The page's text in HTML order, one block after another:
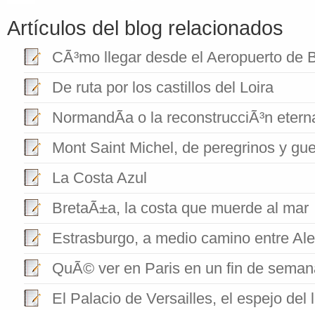
Artículos del blog relacionados
CÃ³mo llegar desde el Aeropuerto de
De ruta por los castillos del Loira
NormandÃ­a o la reconstrucciÃ³n
Mont Saint Michel, de peregrinos y
La Costa Azul
BretaÃ±a, la costa que muerde al mar
Estrasburgo, a medio camino entre
QuÃ© ver en Paris en un fin de
El Palacio de Versailles, el espejo del